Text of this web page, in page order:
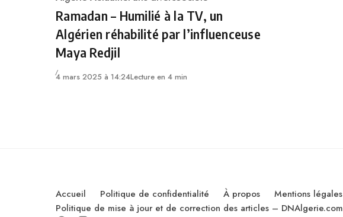
Category
Ramadan – Humilié à la TV, un
Algérien réhabilité par l’influenceuse
Maya Redjil
4 mars 2025 à 14:24Lecture en 4 min
Accueil Politique de confidentialité À propos Mentions légales
Politique de mise à jour et de correction des articles – DNAlgerie.com